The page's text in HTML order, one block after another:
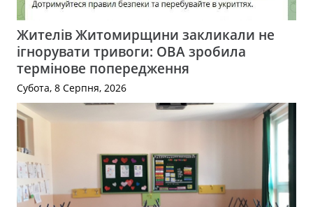
Жителів Житомирщини закликали не
ігнорувати тривоги: ОВА зробила
термінове попередження
Субота, 8 Серпня, 2026